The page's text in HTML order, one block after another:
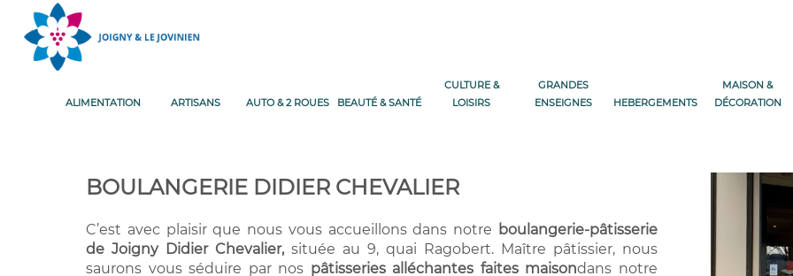
ALIMENTATION ARTISANS AUTO & 2 ROUES BEAUTÉ & SANTÉ
CULTURE &
LOISIRS
GRANDES
ENSEIGNES
HEBERGEMENTS
MAISON &
DÉCORATION
BOULANGERIE DIDIER CHEVALIER
C’est avec plaisir que nous vous accueillons dans notre boulangerie-pâtisserie
de Joigny Didier Chevalier,située au 9, quai Ragobert. Maître pâtissier, nous
saurons vous séduire par nos pâtisseries alléchantes faites maisondans notre